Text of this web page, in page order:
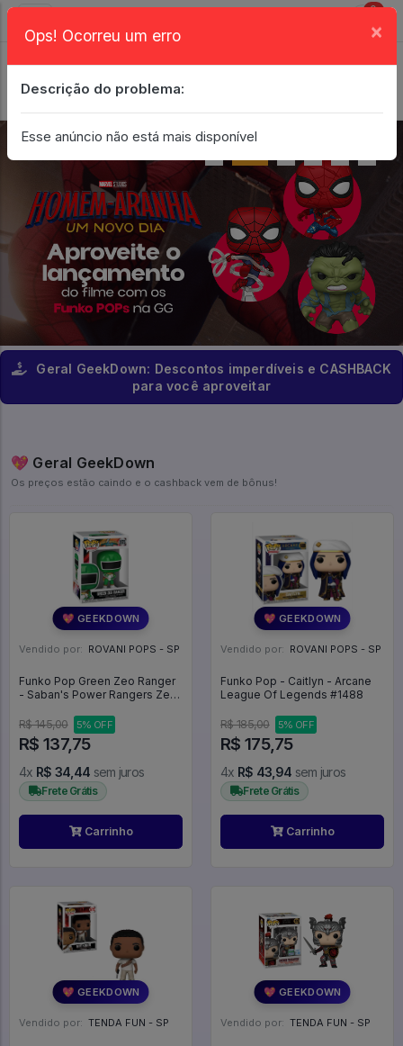
0
Geral GeekDown: Descontos imperdíveis e CASHBACK
para você aproveitar
💖 Geral GeekDown
Os preços estão caindo e o cashback vem de bônus!
💖 GEEKDOWN
Vendido por: ROVANI POPS - SP
Funko Pop Green Zeo Ranger
- Saban's Power Rangers Zeo
R$ 145,00
5% OFF
R$ 137,75
4x R$ 34,44 sem juros
Frete Grátis
Carrinho
💖 GEEKDOWN
Vendido por: ROVANI POPS - SP
Funko Pop - Caitlyn - Arcane
League Of Legends #1488
R$ 185,00 5% OFF
R$ 175,75
4x R$ 43,94 sem juros
Frete Grátis
Carrinho
💖 GEEKDOWN
Vendido por: TENDA FUN - SP
💖 GEEKDOWN
Vendido por: TENDA FUN - SP
Ops! Ocorreu um erro ×
Descrição do problema:
Esse anúncio não está mais disponível